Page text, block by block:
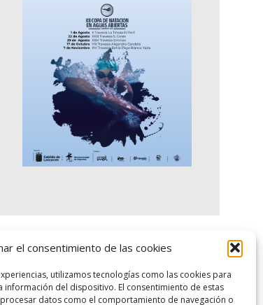
el consentimiento de las cookies
utilizamos tecnologías como las cookies para
información del dispositivo. El consentimiento de estas
datos como el comportamiento de navegación o
logo SID